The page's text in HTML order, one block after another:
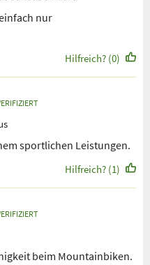
nur
Hilfreich? (0)
sportlichen Leistungen.
Hilfreich? (1)
beim Mountainbiken.